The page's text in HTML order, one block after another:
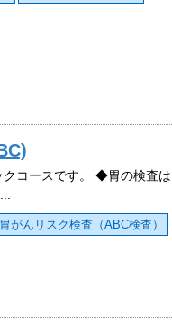
クコースです。 ◆胃の検査は
胃がんリスク検査（ABC検査）